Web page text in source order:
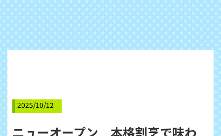
2025/10/12
ニューオープン 本格割烹で味わ